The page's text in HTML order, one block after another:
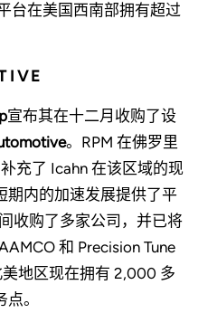
台在美国西南部拥有超过
宣布其在十二月收购了设
。RPM 在佛罗里
充了 Icahn 在该区域的现
期内的加速发展提供了平
收购了多家公司，并已将
和 Precision Tune
地区现在拥有 2,000 多
。